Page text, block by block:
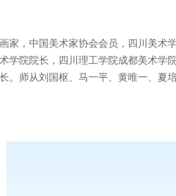
家，中国美术家协会会员，四川美术
学院院长，四川理工学院成都美术学
。师从刘国枢、马一平、黄唯一、夏